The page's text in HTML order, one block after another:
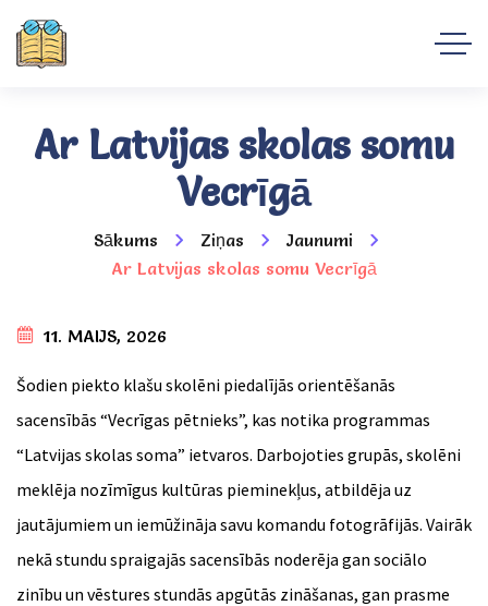
Ar Latvijas skolas somu
Vecrīgā
Sākums Ziņas
Jaunumi
Ar Latvijas skolas somu Vecrīgā
11. MAIJS, 2026
Šodien piekto klašu skolēni piedalījās orientēšanās
sacensībās “Vecrīgas pētnieks”, kas notika programmas
“Latvijas skolas soma” ietvaros. Darbojoties grupās, skolēni
meklēja nozīmīgus kultūras pieminekļus, atbildēja uz
jautājumiem un iemūžināja savu komandu fotogrāfijās. Vairāk
nekā stundu spraigajās sacensībās noderēja gan sociālo
zinību un vēstures stundās apgūtās zināšanas, gan prasme